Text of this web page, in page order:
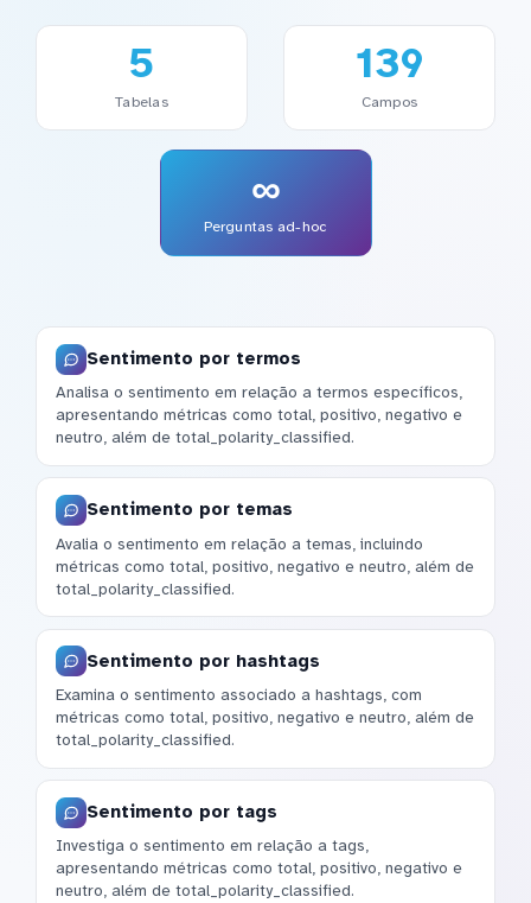
5
Tabelas
139
Campos
∞
Perguntas ad-hoc
Sentimento por termos
Analisa o sentimento em relação a termos específicos,
apresentando métricas como total, positivo, negativo e
neutro, além de total_polarity_classified.
Sentimento por temas
Avalia o sentimento em relação a temas, incluindo
métricas como total, positivo, negativo e neutro, além de
total_polarity_classified.
Sentimento por hashtags
Examina o sentimento associado a hashtags, com
métricas como total, positivo, negativo e neutro, além de
total_polarity_classified.
Sentimento por tags
Investiga o sentimento em relação a tags,
apresentando métricas como total, positivo, negativo e
neutro, além de total_polarity_classified.